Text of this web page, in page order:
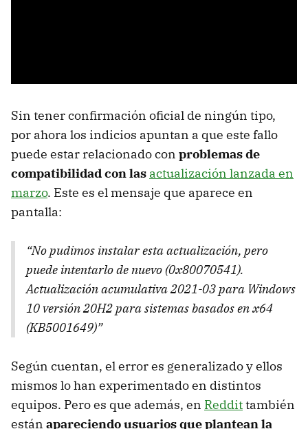
Sin tener confirmación oficial de ningún tipo,
por ahora los indicios apuntan a que este fallo
puede estar relacionado con problemas de
compatibilidad con las actualización lanzada en
marzo. Este es el mensaje que aparece en
pantalla:
“No pudimos instalar esta actualización, pero
puede intentarlo de nuevo (0x80070541).
Actualización acumulativa 2021-03 para Windows
10 versión 20H2 para sistemas basados ​​en x64
(KB5001649)”
Según cuentan, el error es generalizado y ellos
mismos lo han experimentado en distintos
equipos. Pero es que además, en Reddittambién
están apareciendo usuarios que plantean la